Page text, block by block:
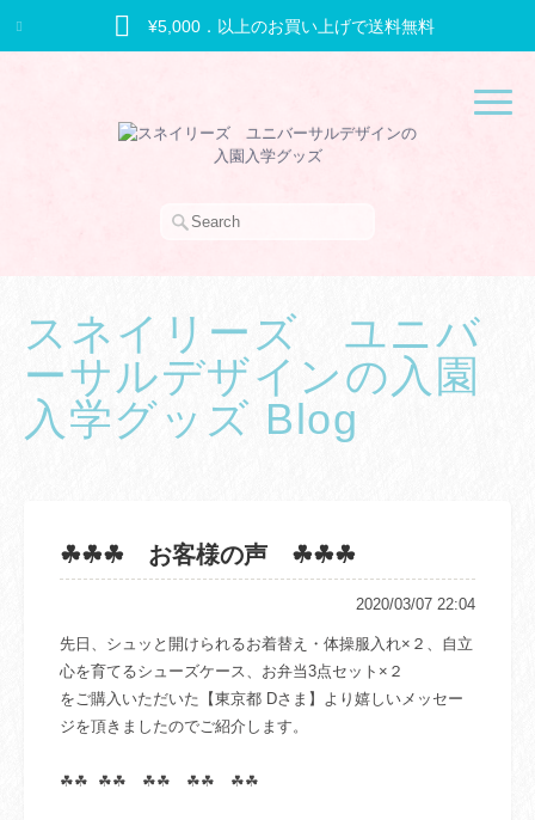
¥5,000．以上のお買い上げで送料無料
スネイリーズ ユニバ
ーサルデザインの入園
入学グッズ Blog
☘☘☘ お客様の声 ☘☘☘
2020/03/07 22:04
先日、シュッと開けられるお着替え・体操服入れ×２、自立
心を育てるシューズケース、お弁当3点セット×２
をご購入いただいた【東京都 Dさま】より嬉しいメッセー
ジを頂きましたのでご紹介します。
☘☘ ☘☘ ☘☘ ☘☘ ☘☘